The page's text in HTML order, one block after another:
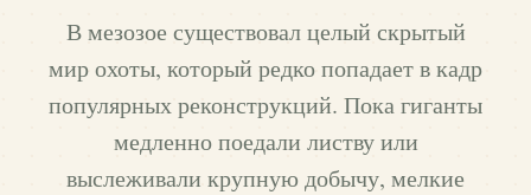
В мезозое существовал целый скрытый
мир охоты, который редко попадает в кадр
популярных реконструкций. Пока гиганты
медленно поедали листву или
выслеживали крупную добычу, мелкие